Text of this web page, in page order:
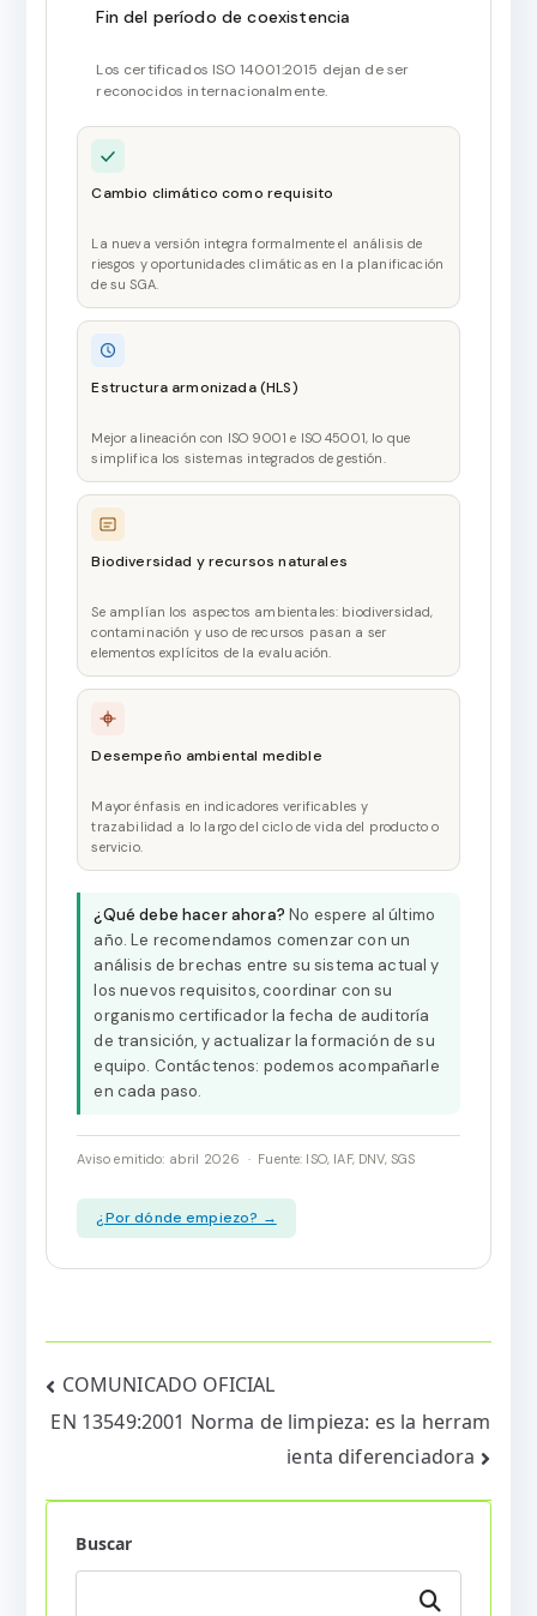
Fin del período de coexistencia
Los certificados ISO 14001:2015 dejan de ser
reconocidos internacionalmente.
Cambio climático como requisito
La nueva versión integra formalmente el análisis de
riesgos y oportunidades climáticas en la planificación
de su SGA.
Estructura armonizada (HLS)
Mejor alineación con ISO 9001 e ISO 45001, lo que
simplifica los sistemas integrados de gestión.
Biodiversidad y recursos naturales
Se amplían los aspectos ambientales: biodiversidad,
contaminación y uso de recursos pasan a ser
elementos explícitos de la evaluación.
Desempeño ambiental medible
Mayor énfasis en indicadores verificables y
trazabilidad a lo largo del ciclo de vida del producto o
servicio.
¿Qué debe hacer ahora? No espere al último
año. Le recomendamos comenzar con un
análisis de brechas entre su sistema actual y
los nuevos requisitos, coordinar con su
organismo certificador la fecha de auditoría
de transición, y actualizar la formación de su
equipo. Contáctenos: podemos acompañarle
en cada paso.
Aviso emitido: abril 2026 · Fuente: ISO, IAF, DNV, SGS
¿Por dónde empiezo? →
Navegación
de
entradas
COMUNICADO OFICIAL
EN 13549:2001 Norma de limpieza: es la herram
ienta diferenciadora
Buscar
Buscar